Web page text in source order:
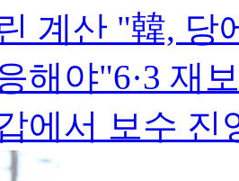
계산 "韓, 당
해야"6·3 재
에서 보수 진